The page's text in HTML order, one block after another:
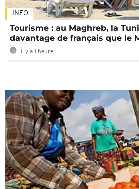
INFO
Tourisme : au Maghreb, la
davantage de français que le
Il y a 1 heure